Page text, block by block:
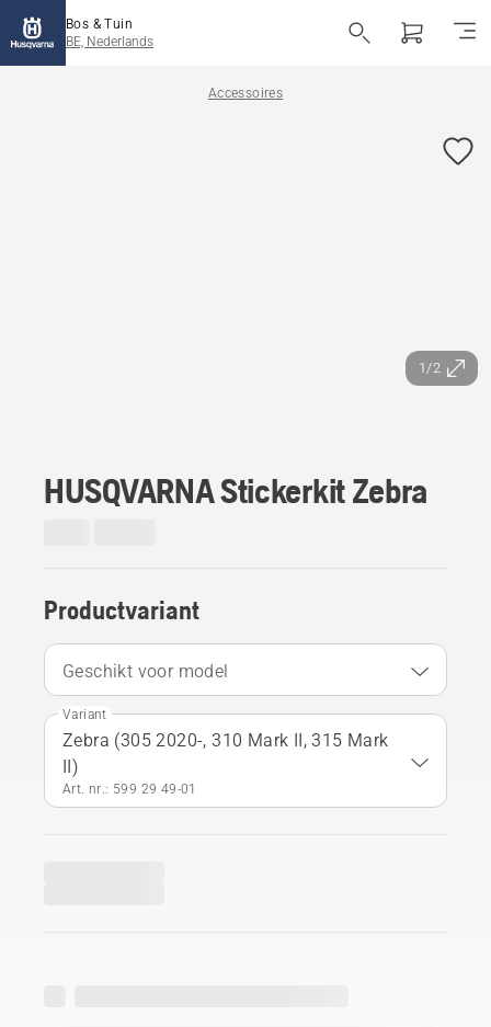
Bos & Tuin
BE, Nederlands
Accessoires
1/2
HUSQVARNA Stickerkit Zebra
Productvariant
Geschikt voor model
Variant
Zebra (305 2020-, 310 Mark II, 315 Mark
II)
Art. nr.: 599 29 49‑01